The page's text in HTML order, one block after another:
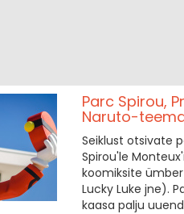
Parc Spirou,
Naruto-
Seiklust otsivate
Spirou'le
koomiksite
Lucky Luke jne).
kaasa palju